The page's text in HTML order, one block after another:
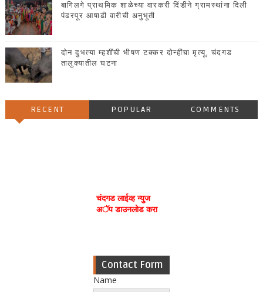
बागिलगे प्राथमिक शाळेच्या वारकरी दिंडीने ग्रामस्थांना दिली
पंढरपूर आषाढी वारीची अनुभूती
दोन दुभत्या म्हशींची भीषण टक्कर दोन्हींचा मृत्यू, चंदगड
तालुक्यातील घटना
RECENT POPULAR COMMENTS
चंदगड लाईव्ह न्युज
अॅप डाउनलोड करा
Contact Form
Name